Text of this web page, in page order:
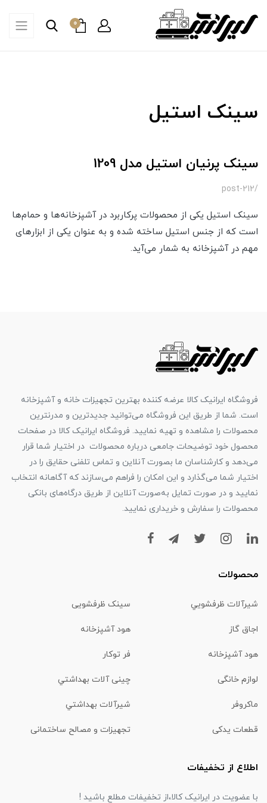
0
سینک استیل
سینک پرنیان استیل مدل 1209
/post-212
سینک استیل یکی از محصولات پرکاربرد در آشپزخانه‌ها و حمام‌ها
است که از جنس استیل ساخته شده و به عنوان یکی از ابزارهای
مهم در آشپزخانه به شمار می‌آید.
فروشگاه ایرانیک کالا عرضه کننده بهترین تجهیزات خانه و آشپزخانه
است. شما از طریق این فروشگاه می‌توانید جدیدترین و مدرنترین
محصولات را مشاهده و تهیه نمایید. فروشگاه ایرانیک کالا در صفحات
محصول خود توضیحات جامعی درباره محصولات در اختیار شما قرار
می‌دهد و کارشناسان ما بصورت آنلاین و تماس تلفنی حقایق را در
اختیار شما می‌گذارد و این امکان را فراهم می‌سازند که آگاهانه انتخاب
نمایید و در صورت تمایل به‌صورت آنلاین از طریق درگاه‌های بانکی
محصولات را سفارش و خریداری نمایید.
محصولات
شیرآلات ظرفشويي سینک ظرفشویی
اجاق گاز هود آشپزخانه
هود آشپزخانه فر توکار
لوازم خانگی چینی آلات بهداشتي
ماكروفر شیرآلات بهداشتي
قطعات یدکی تجهیزات و مصالح ساختمانی
اطلاع از تخفیفات
با عضویت در ایرانیک کالا،از تخفیفات مطلع باشید !